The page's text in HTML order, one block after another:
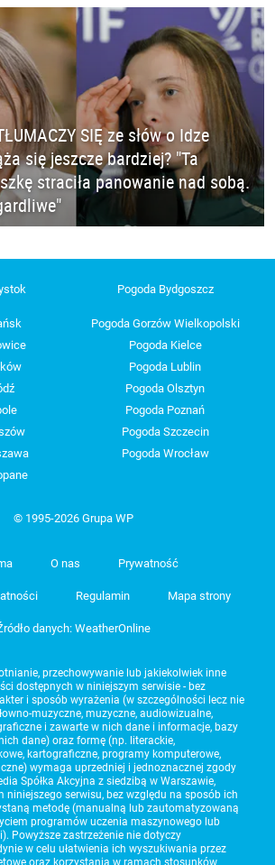
SIĘ ze słów o Idze
się jeszcze bardziej? "Ta
straciła panowanie nad sobą.
Pogoda Bydgoszcz
Pogoda Gorzów Wielkopolski
Pogoda Kielce
Pogoda Lublin
Pogoda Olsztyn
Pogoda Poznań
Pogoda Szczecin
Pogoda Wrocław
© 1995-2026 Grupa WP
O nas Prywatność
Regulamin Mapa strony
danych: WeatherOnline
przechowywanie lub jakiekolwiek inne
dostępnych w niniejszym serwisie - bez
i sposób wyrażenia (w szczególności lecz nie
muzyczne, muzyczne, audiowizualne,
i zawarte w nich dane i informacje, bazy
dane) oraz formę (np. literackie,
kartograficzne, programy komputerowe,
wymaga uprzedniej i jednoznacznej zgody
Spółka Akcyjna z siedzibą w Warszawie,
niniejszego serwisu, bez względu na sposób ich
metodę (manualną lub zautomatyzowaną
programów uczenia maszynowego lub
Powyższe zastrzeżenie nie dotyczy
w celu ułatwienia ich wyszukiwania przez
oraz korzystania w ramach stosunków